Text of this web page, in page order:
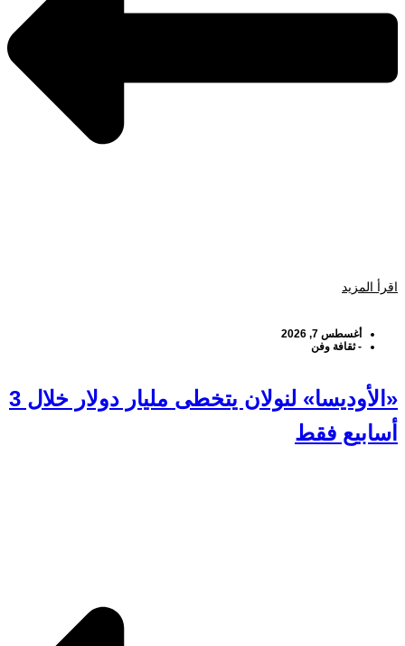
اقرأ المزيد
أغسطس 7, 2026
- ثقافة وفن
«الأوديسا» لنولان يتخطى مليار دولار خلال 3
أسابيع فقط